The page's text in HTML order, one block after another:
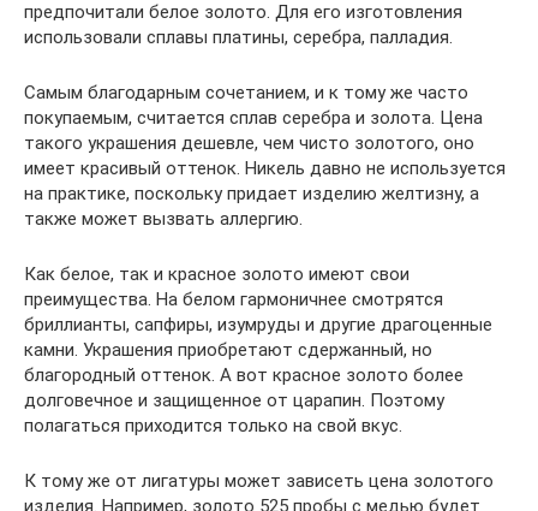
предпочитали белое золото. Для его изготовления
использовали сплавы платины, серебра, палладия.
Самым благодарным сочетанием, и к тому же часто
покупаемым, считается сплав серебра и золота. Цена
такого украшения дешевле, чем чисто золотого, оно
имеет красивый оттенок. Никель давно не используется
на практике, поскольку придает изделию желтизну, а
также может вызвать аллергию.
Как белое, так и красное золото имеют свои
преимущества. На белом гармоничнее смотрятся
бриллианты, сапфиры, изумруды и другие драгоценные
камни. Украшения приобретают сдержанный, но
благородный оттенок. А вот красное золото более
долговечное и защищенное от царапин. Поэтому
полагаться приходится только на свой вкус.
К тому же от лигатуры может зависеть цена золотого
изделия. Например, золото 525 пробы с медью будет